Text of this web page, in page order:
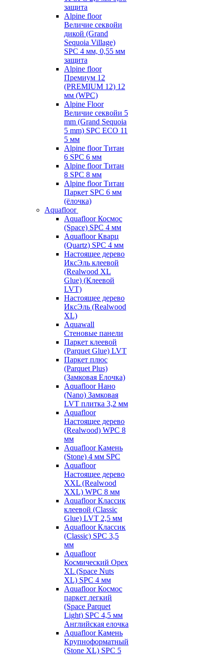
защита
Alpine floor
Величие секвойи
дикой (Grand
Sequoia Village)
SPC 4 мм, 0,55 мм
защита
Alpine floor
Премиум 12
(PREMIUM 12) 12
мм (WPC)
Alpine Floor
Величие секвойи 5
mm (Grand Sequoia
5 mm) SPC ECO 11
5 мм
Alpine floor Титан
6 SPC 6 мм
Alpine floor Титан
8 SPC 8 мм
Alpine floor Титан
Паркет SPC 6 мм
(ёлочка)
Aquafloor
Aquafloor Космос
(Space) SPC 4 мм
Aquafloor Кварц
(Quartz) SPC 4 мм
Настоящее дерево
ИксЭль клеевой
(Realwood XL
Glue) (Клеевой
LVT)
Настоящее дерево
ИксЭль (Realwood
XL)
Aquawall
Стеновые панели
Паркет клеевой
(Parquet Glue) LVT
Паркет плюс
(Parquet Plus)
(Замковая Елочка)
Aquafloor Нано
(Nano) Замковая
LVT плитка 3,2 мм
Aquafloor
Настоящее дерево
(Realwood) WPC 8
мм
Aquafloor Камень
(Stone) 4 мм SPC
Aquafloor
Настоящее дерево
XXL (Realwood
XXL) WPC 8 мм
Aquafloor Классик
клеевой (Classic
Glue) LVT 2,5 мм
Aquafloor Классик
(Classic) SPC 3,5
мм
Aquafloor
Космический Орех
XL (Space Nuts
XL) SPC 4 мм
Aquafloor Космос
паркет легкий
(Space Parquet
Light) SPC 4,5 мм
Английская елочка
Aquafloor Камень
Крупноформатный
(Stone XL) SPC 5